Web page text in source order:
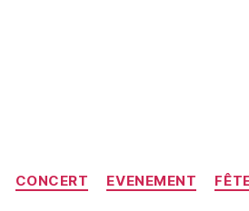
Catégories
CONCERT EVENEMENT